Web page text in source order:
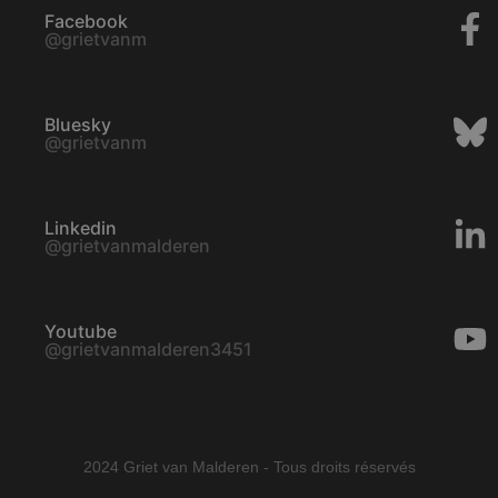
Facebook
@grietvanm
Bluesky
@grietvanm
Linkedin
@grietvanmalderen
Youtube
@grietvanmalderen3451
2024 Griet van Malderen - Tous droits réservés